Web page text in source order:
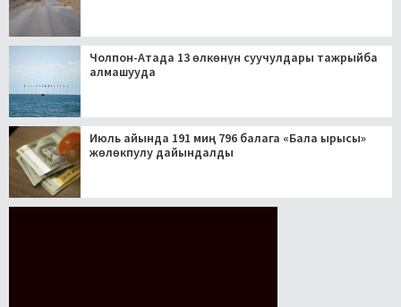
Чолпон-Атада 13 өлкөнүн суучулдары тажрыйба
алмашууда
Июль айында 191 миң 796 балага «Бала ырысы»
жөлөкпулу дайындалды